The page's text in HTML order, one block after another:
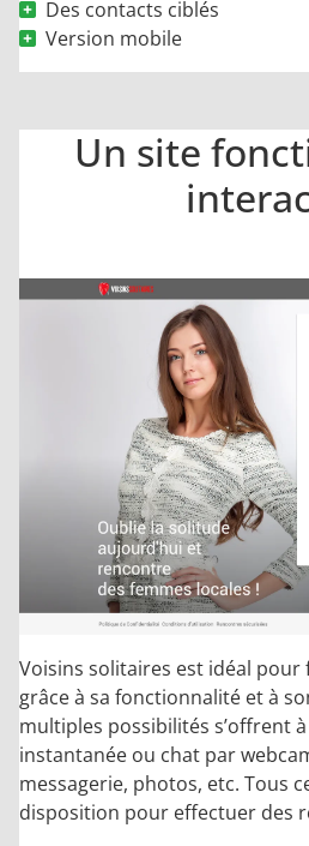
Des contacts ciblés
Version mobile
Un site
Voisins solitaires est idéal
grâce à sa fonctionnalité et à
multiples possibilités s’offrent
instantanée ou chat par
messagerie, photos, etc. Tous
disposition pour effectuer des